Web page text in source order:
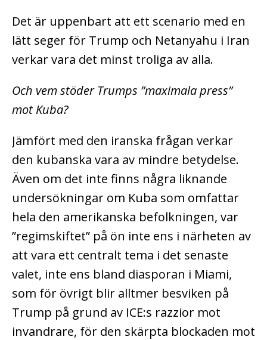
Det är uppenbart att ett scenario med en
lätt seger för Trump och Netanyahu i Iran
verkar vara det minst troliga av alla.
Och vem stöder Trumps ”maximala press”
mot Kuba?
Jämfört med den iranska frågan verkar
den kubanska vara av mindre betydelse.
Även om det inte finns några liknande
undersökningar om Kuba som omfattar
hela den amerikanska befolkningen, var
”regimskiftet” på ön inte ens i närheten av
att vara ett centralt tema i det senaste
valet, inte ens bland diasporan i Miami,
som för övrigt blir alltmer besviken på
Trump på grund av ICE:s razzior mot
invandrare, för den skärpta blockaden mot